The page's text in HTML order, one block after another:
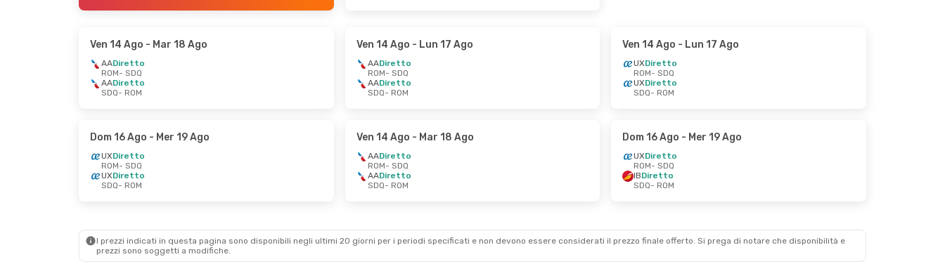
Ven 14 Ago - Mar 18 Ago
AADiretto
ROM- SDQ
AADiretto
SDQ- ROM
Ven 14 Ago - Lun 17 Ago
AADiretto
ROM- SDQ
AADiretto
SDQ- ROM
Ven 14 Ago - Lun 17 Ago
UXDiretto
ROM- SDQ
UXDiretto
SDQ- ROM
Dom 16 Ago - Mer 19 Ago
UXDiretto
ROM- SDQ
UXDiretto
SDQ- ROM
Ven 14 Ago - Mar 18 Ago
AADiretto
ROM- SDQ
AADiretto
SDQ- ROM
Dom 16 Ago - Mer 19 Ago
UXDiretto
ROM- SDQ
IBDiretto
SDQ- ROM
I prezzi indicati in questa pagina sono disponibili negli ultimi 20 giorni per i periodi specificati e non devono essere considerati il ​​prezzo finale offerto. Si prega di notare che disponibilità e
prezzi sono soggetti a modifiche.